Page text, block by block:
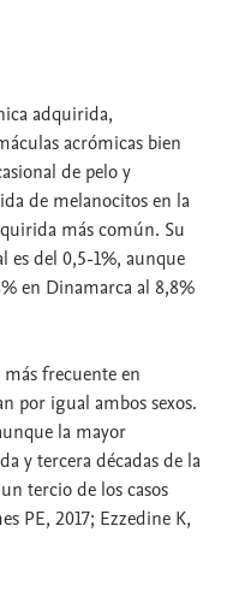
adquirida,
acrómicas bien
de pelo y
de melanocitos en la
más común. Su
es del 0,5-1%, aunque
en Dinamarca al 8,8%
frecuente en
por igual ambos sexos.
la mayor
y tercera décadas de la
tercio de los casos
PE, 2017; Ezzedine K,